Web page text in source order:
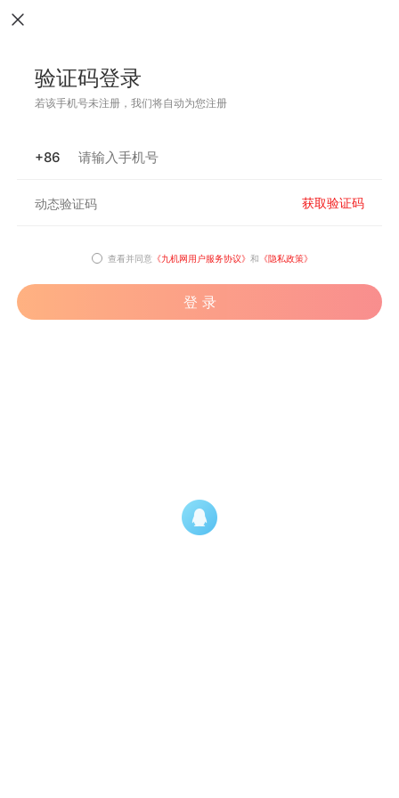
验证码登录
若该手机号未注册，我们将自动为您注册
+86
获取验证码
查看并同意 《九机网用户服务协议》 和 《隐私政策》
登 录